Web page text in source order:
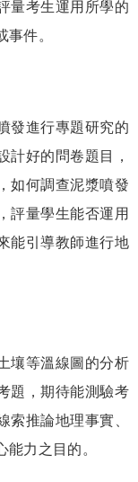
量考生運用所學的
件。
發進行專題研究的
計好的問卷題目，
如何調查泥漿噴發
評量學生能否運用
能引導教師進行地
壤等溫線圖的分析
題，期待能測驗考
索推論地理事實、
力之目的。